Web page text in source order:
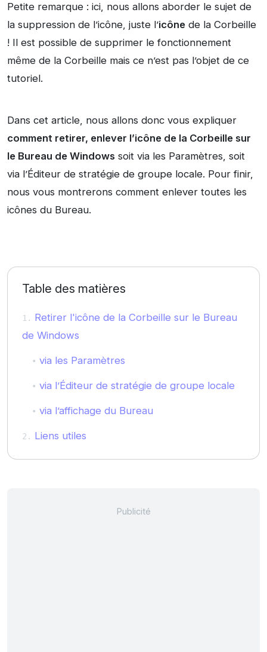
Petite remarque : ici, nous allons aborder le sujet de
la suppression de l’icône, juste l’icône de la Corbeille
! Il est possible de supprimer le fonctionnement
même de la Corbeille mais ce n’est pas l’objet de ce
tutoriel.
Dans cet article, nous allons donc vous expliquer
comment retirer, enlever l’icône de la Corbeille sur
le Bureau de Windows soit via les Paramètres, soit
via l’Éditeur de stratégie de groupe locale. Pour finir,
nous vous montrerons comment enlever toutes les
icônes du Bureau.
Table des matières
Retirer l'icône de la Corbeille sur le Bureau
de Windows
via les Paramètres
via l’Éditeur de stratégie de groupe locale
via l’affichage du Bureau
Liens utiles